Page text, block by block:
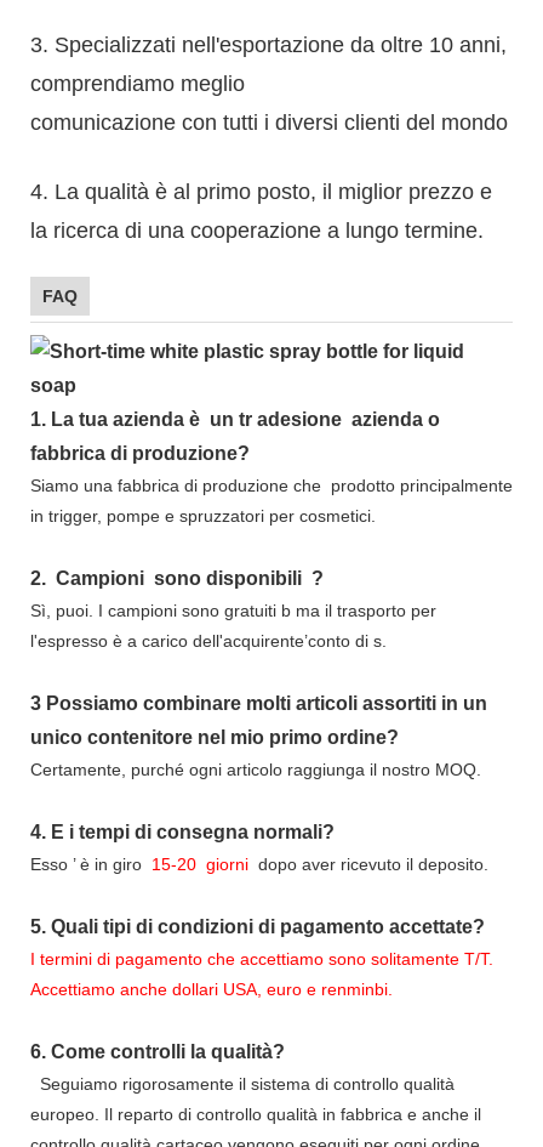
3. Specializzati nell'esportazione da oltre 10 anni,
comprendiamo meglio
comunicazione con tutti i diversi clienti del mondo
4. La qualità è al primo posto, il miglior prezzo e
la ricerca di una cooperazione a lungo termine.
FAQ
1. La tua azienda è un tr adesione azienda o
fabbrica di produzione?
Siamo una fabbrica di produzione che prodotto principalmente
in trigger, pompe e spruzzatori per cosmetici.
2. Campioni sono disponibili ?
Sì, puoi. I campioni sono gratuiti b ma il trasporto per
l'espresso è a carico dell'acquirente’conto di s.
3 Possiamo combinare molti articoli assortiti in un
unico contenitore nel mio primo ordine?
Certamente, purché ogni articolo raggiunga il nostro MOQ.
4. E i tempi di consegna normali?
Esso ’è in giro 15-20 giorni dopo aver ricevuto il deposito.
5. Quali tipi di condizioni di pagamento accettate?
I termini di pagamento che accettiamo sono solitamente T/T.
Accettiamo anche dollari USA, euro e renminbi.
6. Come controlli la qualità?
Seguiamo rigorosamente il sistema di controllo qualità
europeo. Il reparto di controllo qualità in fabbrica e anche il